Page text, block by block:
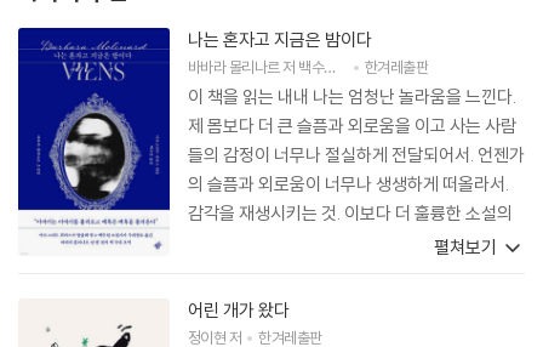
나는 혼자고 지금은 밤이다
바바라 몰리나르저 백수린 한겨레출판
이 책을 읽는 내내 나는 엄청난 놀라움을 느낀다.
제 몸보다 더 큰 슬픔과 외로움을 이고 사는 사람
들의 감정이 너무나 절실하게 전달되어서. 언젠가
의 슬픔과 외로움이 너무나 생생하게 떠올라서.
감각을 재생시키는 것. 이보다 더 훌륭한 소설의
덕목이 있을까? 감각의 재생, 그다음에는 무엇에
서 나도 죽지 않고 버틸 테니까 너도 살아남아줘,
라는 외침. 그러므로 이 소설을 읽고 나서 누군가
펼쳐보기
어린 개가 왔다
정이현저 한겨레출판